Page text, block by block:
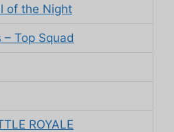
of the Night
Top Squad
ROYALE